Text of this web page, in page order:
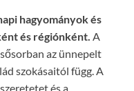
hagyományok és
és régiónként. A
az ünnepelt
szokásaitól függ. A
és a